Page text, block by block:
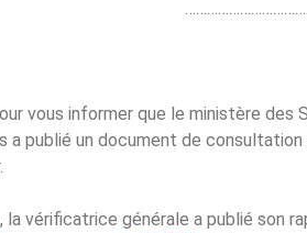
vous informer que le ministère des
a publié un document de
la vérificatrice générale a publié son